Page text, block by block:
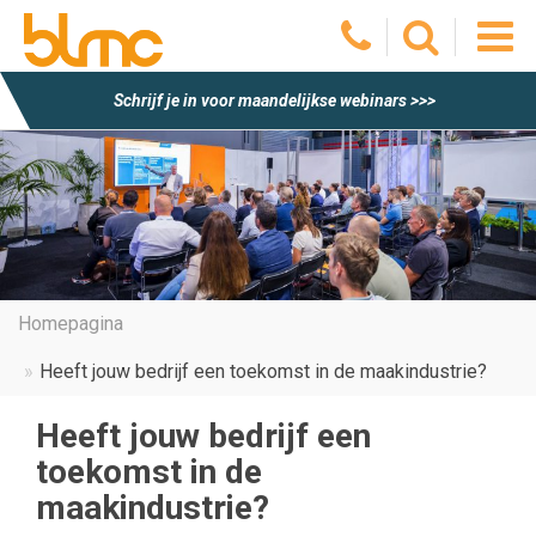
Schrijf je in voor maandelijkse webinars >>>
Homepagina
Heeft jouw bedrijf een toekomst in de maakindustrie?
Heeft jouw bedrijf een
toekomst in de
maakindustrie?